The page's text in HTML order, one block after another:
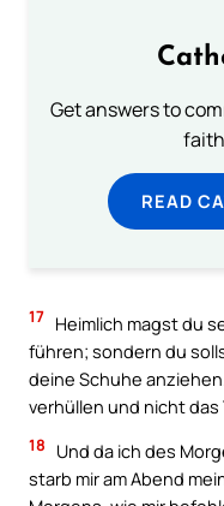
Get answers to
READ
17 Heimlich magst du
führen; sondern du
deine Schuhe
verhüllen und nicht
18
Und da ich des
starb mir am Abend